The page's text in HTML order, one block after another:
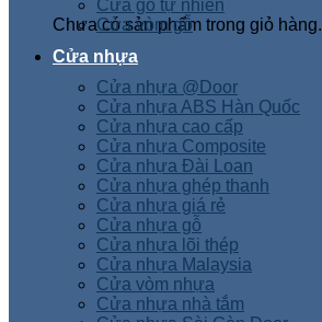
Chưa có sản phẩm trong giỏ hàng.
Cửa gỗ tự nhiên
Cửa vòm gỗ
Cửa nhựa
Cửa nhựa @Door
Cửa nhựa ABS Hàn Quốc
Cửa nhựa cao cấp
Cửa nhựa Composite
Cửa nhựa Đài Loan
Cửa nhựa ghép thanh
Cửa nhựa giá rẻ
Cửa nhựa gỗ
Cửa nhựa lõi thép
Cửa nhựa Malaysia
Cửa vòm nhựa
Cửa nhựa nhà tắm